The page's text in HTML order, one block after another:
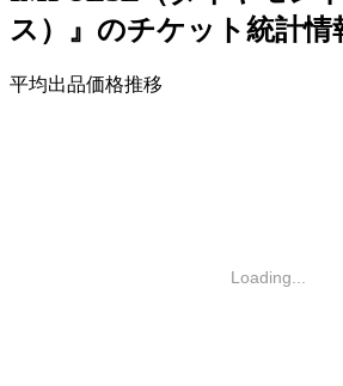
ス）』のチケット統計情
平均出品価格推移
Loading...